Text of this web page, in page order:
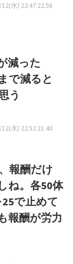
12(水) 22:47:22.58
減った
で減ると
う
12(水) 22:52:21.40
報酬だけ
ね。各50体
で止めて
報酬が労力